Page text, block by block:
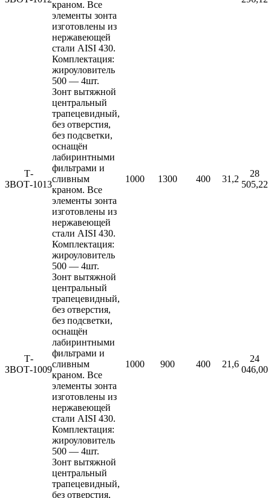
краном. Все
элементы зонта
изготовлены из
нержавеющей
стали AISI 430.
Комплектация:
жироуловитель
500 — 4шт.
Т-
ЗВОТ-1013
Зонт вытяжной
центральный
трапецевидный,
без отверстия,
без подсветки,
оснащён
лабиринтными
фильтрами и
сливным
краном. Все
элементы зонта
изготовлены из
нержавеющей
стали AISI 430.
Комплектация:
жироуловитель
500 — 4шт.
1000 1300 400 31,2
28
505,22
Т-
ЗВОТ-1009
Зонт вытяжной
центральный
трапецевидный,
без отверстия,
без подсветки,
оснащён
лабиринтными
фильтрами и
сливным
краном. Все
элементы зонта
изготовлены из
нержавеющей
стали AISI 430.
Комплектация:
жироуловитель
500 — 4шт.
1000 900 400 21,6
24
046,00
Зонт вытяжной
центральный
трапецевидный,
без отверстия,